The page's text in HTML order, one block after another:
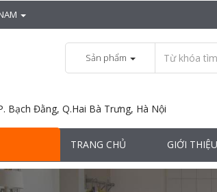
Sản phẩm
Bạch Đằng, Q.Hai Bà Trưng, Hà Nội
TRANG CHỦ GIỚI THIỆU